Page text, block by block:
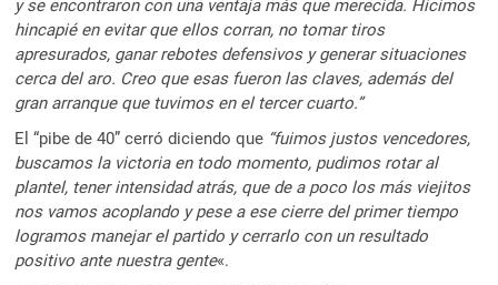
y se encontraron con una ventaja más que merecida. Hicimos
hincapié en evitar que ellos corran, no tomar tiros
apresurados, ganar rebotes defensivos y generar situaciones
cerca del aro. Creo que esas fueron las claves, además del
gran arranque que tuvimos en el tercer cuarto.”
El “pibe de 40” cerró diciendo que “fuimos justos vencedores,
buscamos la victoria en todo momento, pudimos rotar al
plantel, tener intensidad atrás, que de a poco los más viejitos
nos vamos acoplando y pese a ese cierre del primer tiempo
logramos manejar el partido y cerrarlo con un resultado
positivo ante nuestra gente«.